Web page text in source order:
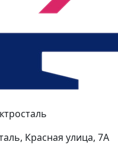
Красная улица, 7А